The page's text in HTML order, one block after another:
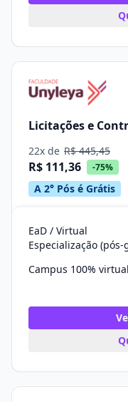
Licitações e
22x de R$ 445,45
R$ 111,36 -75%
A 2° Pós é Grátis
EaD / Virtual
Campus 100% virtual